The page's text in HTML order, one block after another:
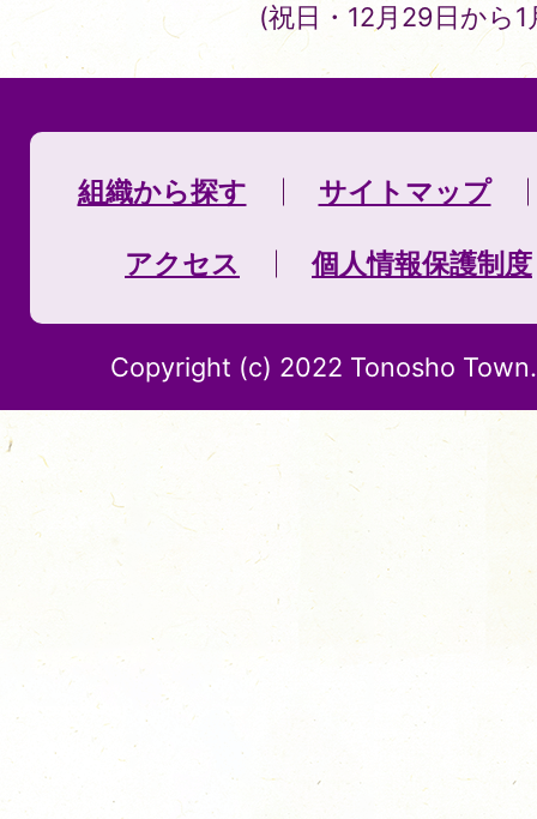
(祝日・12月29日から
組織から探す サイトマップ
アクセス 個人情報保護制度
Copyright (c) 2022 Tonosho